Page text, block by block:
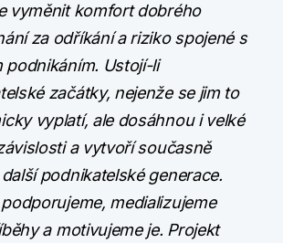
vyměnit komfort dobrého
za odříkání a riziko spojené s
podnikáním. Ustojí-li
začátky, nejenže se jim to
vyplatí, ale dosáhnou i velké
a vytvoří současně
podnikatelské generace.
medializujeme
a motivujeme je. Projekt